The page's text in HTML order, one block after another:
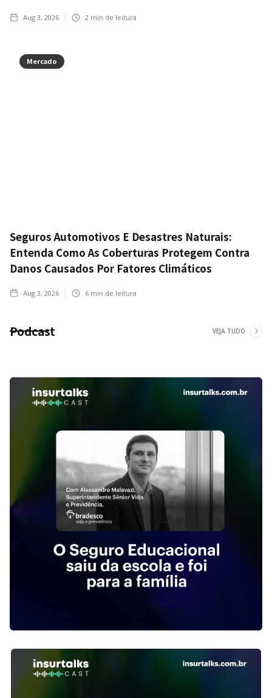
Aug 3, 2026 2 min de leitura
Mercado
Seguros Automotivos E Desastres Naturais:
Entenda Como As Coberturas Protegem Contra
Danos Causados Por Fatores Climáticos
Aug 3, 2026 6 min de leitura
Podcast VEJA TUDO